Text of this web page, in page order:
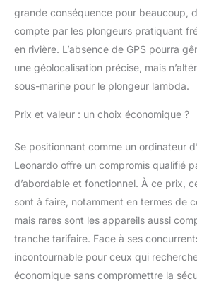
grande conséquence pour beaucoup,
compte par les plongeurs pratiquant
en rivière. L’absence de GPS pourra
une géolocalisation précise, mais
sous-marine pour le plongeur lambda.
Prix et valeur : un choix économique ?
Se positionnant comme un ordinateur
Leonardo offre un compromis qualifié
d’abordable et fonctionnel. À ce prix,
sont à faire, notamment en termes de
mais rares sont les appareils aussi
tranche tarifaire. Face à ses
incontournable pour ceux qui
économique sans compromettre la